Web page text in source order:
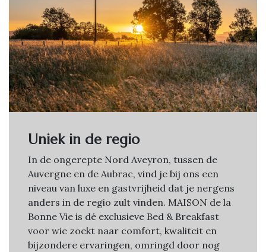
Uniek in de regio
In de ongerepte Nord Aveyron, tussen de
Auvergne en de Aubrac, vind je bij ons een
niveau van luxe en gastvrijheid dat je nergens
anders in de regio zult vinden. MAISON de la
Bonne Vie is dé exclusieve Bed & Breakfast
voor wie zoekt naar comfort, kwaliteit en
bijzondere ervaringen, omringd door nog